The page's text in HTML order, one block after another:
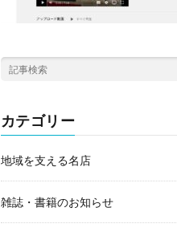
カテゴリー
地域を支える名店
雑誌・書籍のお知らせ